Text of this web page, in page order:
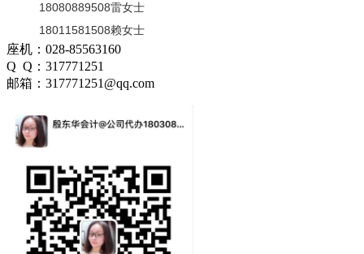
18080889508雷女士
18011581508赖女士
座机：028-85563160
Q Q：317771251
邮箱：317771251@qq.com